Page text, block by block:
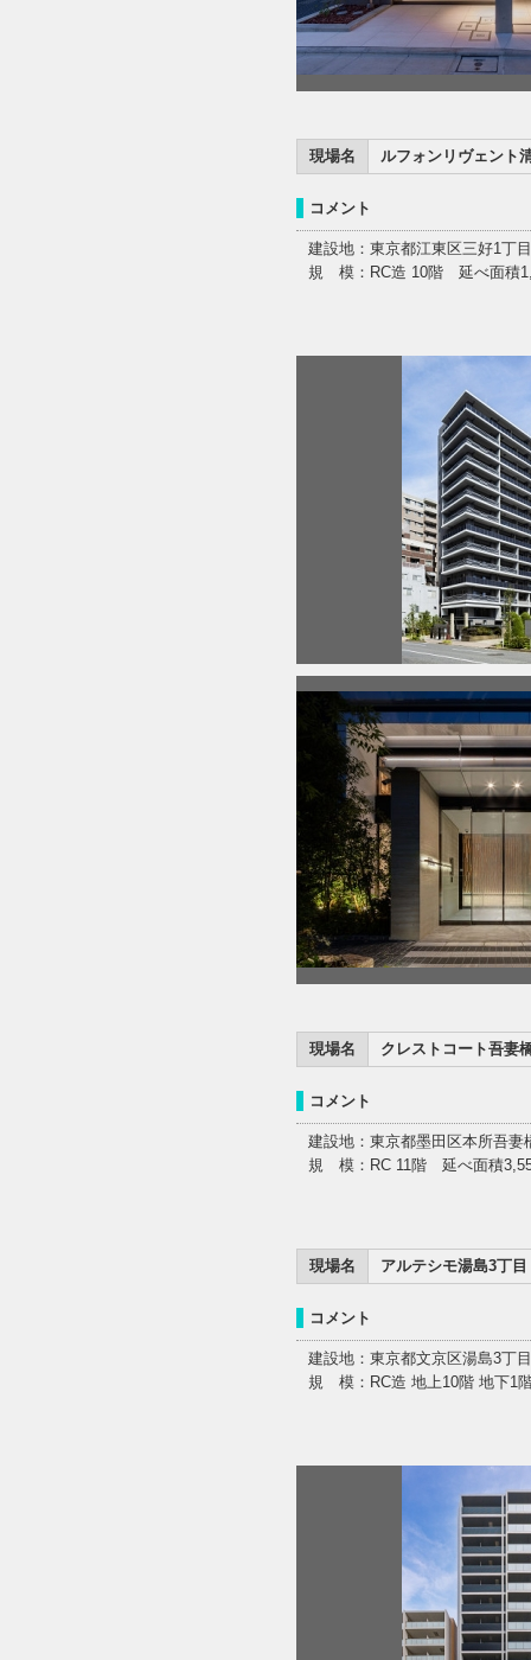
現場名 ルフォンリヴェント
コメント
建設地：東京都江東区三好1丁
規 模：RC造 10階 延べ面積
現場名 クレストコート吾妻
コメント
建設地：東京都墨田区本所吾妻
規 模：RC 11階 延べ面積
現場名 アルテシモ湯島3丁目
コメント
建設地：東京都文京区湯島3丁
規 模：RC造 地上10階 地下1